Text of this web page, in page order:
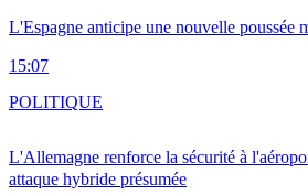
L'Espagne anticipe une nouvelle poussée
15:07
L'Allemagne renforce la sécurité à
attaque hybride présumée
POLITIQUE